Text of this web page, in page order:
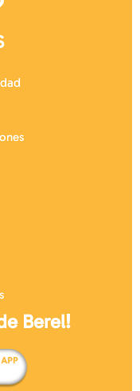
Berel!